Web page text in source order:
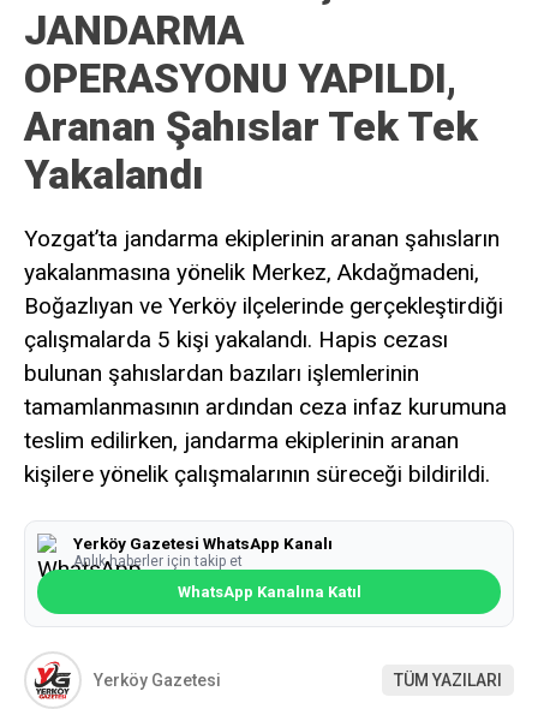
JANDARMA
OPERASYONU YAPILDI,
Aranan Şahıslar Tek Tek
Yakalandı
Yozgat’ta jandarma ekiplerinin aranan şahısların
yakalanmasına yönelik Merkez, Akdağmadeni,
Boğazlıyan ve Yerköy ilçelerinde gerçekleştirdiği
çalışmalarda 5 kişi yakalandı. Hapis cezası
bulunan şahıslardan bazıları işlemlerinin
tamamlanmasının ardından ceza infaz kurumuna
teslim edilirken, jandarma ekiplerinin aranan
kişilere yönelik çalışmalarının süreceği bildirildi.
Yerköy Gazetesi WhatsApp Kanalı
Anlık haberler için takip et
WhatsApp Kanalına Katıl
Yerköy Gazetesi TÜM YAZILARI